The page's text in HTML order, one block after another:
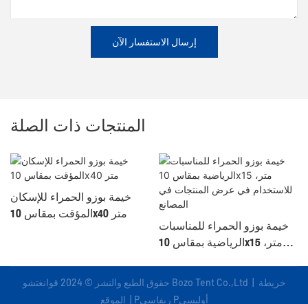
إرسال الاستفسار الآن
المنتجات ذات الصلة
خيمة بوزو الحمراء للإسكان
المؤقت بمقاس 10x40 متر
خيمة بوزو الحمراء للمناسبات
الرياضية بمقاس 10x15 متر،
حقوق الطبع والنشر © 2024 قوانغتشو Bozo Tent Co.,Ltd |
Pريفاسي Pأوليسي